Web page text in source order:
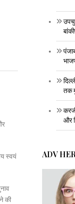
स्वयं
की
तक
और
ADV